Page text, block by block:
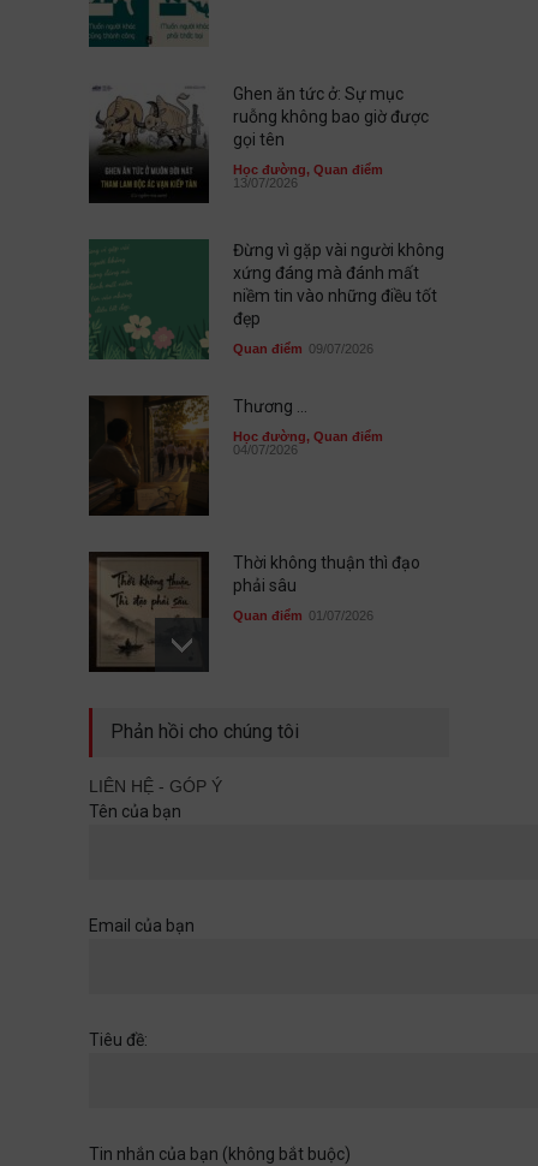
Ghen ăn tức ở: Sự mục
ruỗng không bao giờ được
gọi tên
Học đường, Quan điểm
13/07/2026
Đừng vì gặp vài người không
xứng đáng mà đánh mất
niềm tin vào những điều tốt
đẹp
Quan điểm 09/07/2026
Thương ...
Học đường, Quan điểm
04/07/2026
Thời không thuận thì đạo
phải sâu
Quan điểm 01/07/2026
Sau cùng, mình đã không đi
cùng nhau
Phản hồi cho chúng tôi
LIÊN HỆ - GÓP Ý
Tên của bạn
Email của bạn
Tiêu đề:
Tin nhắn của bạn (không bắt buộc)